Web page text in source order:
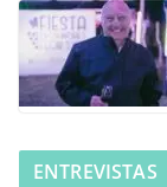
ENTREVISTAS